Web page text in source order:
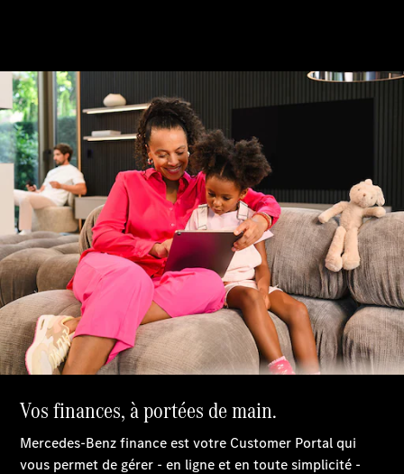
GLS SUV
Mercedes-
Maybach
GLS SUV
Nouveau
Classe G
Véhicule
tout-
terrain
Électrique
Classe G
Véhicule
tout-terrain
Configurateur
Mercedes-
Benz Store
Break